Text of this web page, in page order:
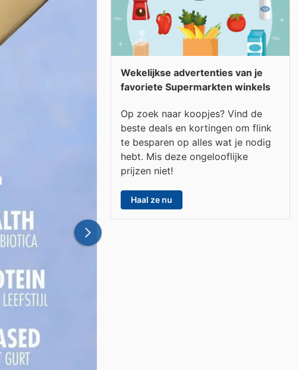
Wekelijkse advertenties van je
favoriete Supermarkten winkels
Op zoek naar koopjes? Vind de
beste deals en kortingen om flink
te besparen op alles wat je nodig
hebt. Mis deze ongelooflijke
prijzen niet!
Haal ze nu